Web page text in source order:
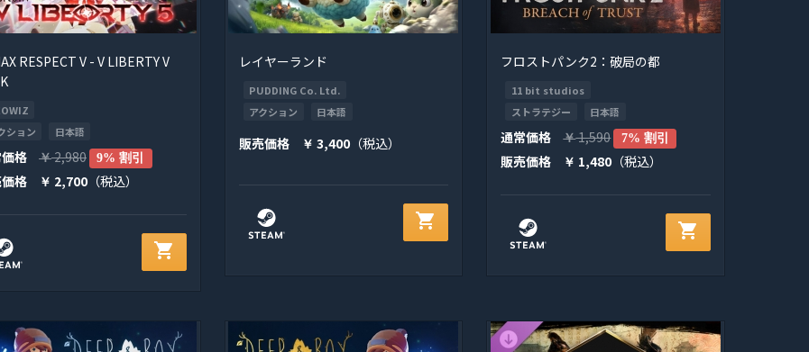
RESPECT V - V LIBERTY V
ション
日本語
格 ￥2,980 9% 割引
格 ￥ 2,700 （税込）
shopping_cart
レイヤーランド
PUDDING Co. Ltd.
アクション
日本語
販売価格 ￥ 3,400（税込）
shopping_cart
フロストパンク2：破局の都
11 bit studios
ストラテジー
日本語
通常価格 ￥1,590 7% 割引
販売価格 ￥ 1,480 （税込）
shopping_cart